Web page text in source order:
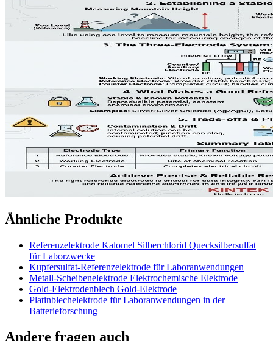
Ähnliche Produkte
Referenzelektrode Kalomel Silberchlorid Quecksilbersulfat
für Laborzwecke
Kupfersulfat-Referenzelektrode für Laboranwendungen
Metall-Scheibenelektrode Elektrochemische Elektrode
Gold-Elektrodenblech Gold-Elektrode
Platinblechelektrode für Laboranwendungen in der
Batterieforschung
Andere fragen auch